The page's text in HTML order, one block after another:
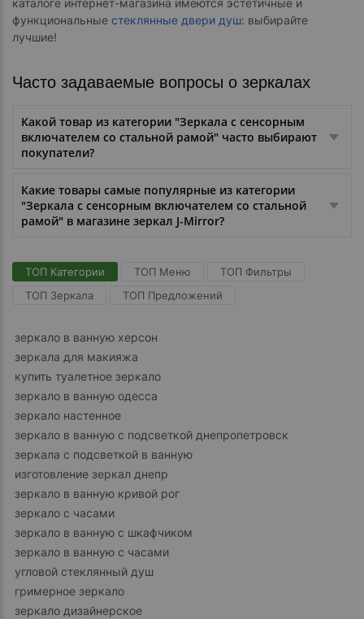
каталоге интернет-магазина имеются эстетичные и
функциональные стеклянные двери душ: выбирайте
лучшие!
Часто задаваемые вопросы о зеркалах
Какой товар из категории "Зеркала с сенсорным
включателем со стальной рамой" часто выбирают
покупатели?
Какие товары самые популярные из категории
"Зеркала с сенсорным включателем со стальной
рамой" в магазине зеркал J-Mirror?
ТОП Категории ТОП Меню
ТОП Фильтры
ТОП Зеркала
ТОП Предложений
зеркало в ванную херсон
зеркала для макияжа
купить туалетное зеркало
зеркало в ванную одесса
зеркало настенное
зеркало в ванную с подсветкой днепропетровск
зеркала с подсветкой в ванную
изготовление зеркал днепр
зеркало в ванную кривой рог
зеркало с часами
зеркало в ванную с шкафчиком
зеркало в ванную с часами
угловой стеклянный душ
гримерное зеркало
зеркало дизайнерское